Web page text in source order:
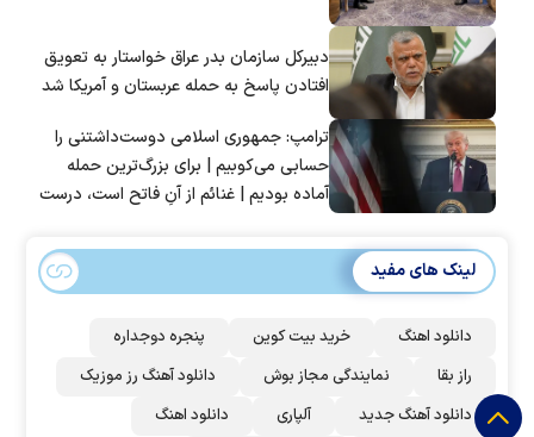
دبیرکل سازمان بدر عراق خواستار به تعویق
افتادن پاسخ به حمله عربستان و آمریکا شد
ترامپ: جمهوری اسلامی دوست‌داشتنی را
حسابی می‌کوبیم | برای بزرگ‌ترین حمله
آماده بودیم | غنائم از آنِ فاتح است، درست
لینک های مفید
دانلود اهنگ خرید بیت کوین
پنجره دوجداره
راز بقا
نمایندگی مجاز بوش
دانلود آهنگ رز‌ موزیک
دانلود آهنگ جدید
آلپاری
دانلود اهنگ